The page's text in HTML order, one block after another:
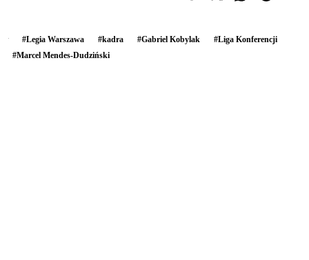
#Legia Warszawa #kadra #Gabriel Kobylak #Liga Konferencji
#Marcel Mendes-Dudziński